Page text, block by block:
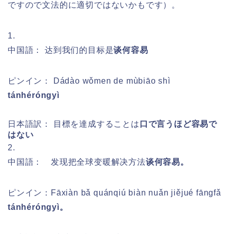
ですので文法的に適切ではないかもです）。
1.
中国語： 达到我们的目标是谈何容易
ピンイン：
Dádào wǒmen de mùbiāo shì
tánhéróngyì
日本語訳： 目標を達成することは 口で言うほど容易で
はない
2.
中国語： 发现把全球变暖解决方法谈何容易。
ピンイン： Fāxiàn bǎ quánqiú biàn nuǎn jiějué fāngfǎ
tánhéróngyì。